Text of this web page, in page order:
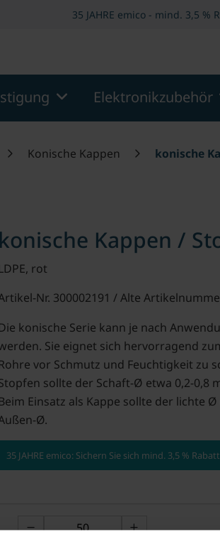
zum Hauptmenu Springe zur Suche
35 JAHRE emico - mind. 3,5 %
Elektronikzubehör
Konische Kappen konische
konische Kappen /
LDPE, rot
Nr. 300002191 / Alte
Die konische Serie kann je nach
Sie eignet sich hervorragend
Rohre vor Schmutz und Feuchtigkeit zu
sollte der Schaft-Ø etwa 0,2-0,8
Beim Einsatz als Kappe sollte der lichte
Ø.
35 JAHRE emico: Sichern Sie sich mind. 3,5 %